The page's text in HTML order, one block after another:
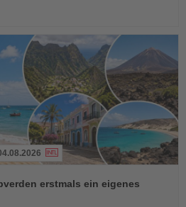
erstmals ein eigenes